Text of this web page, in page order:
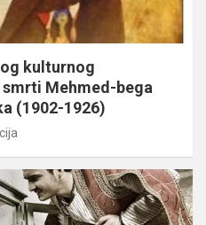
kulturnog
Mehmed-bega
(1902-1926)